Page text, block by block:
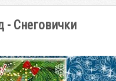
- Снеговички